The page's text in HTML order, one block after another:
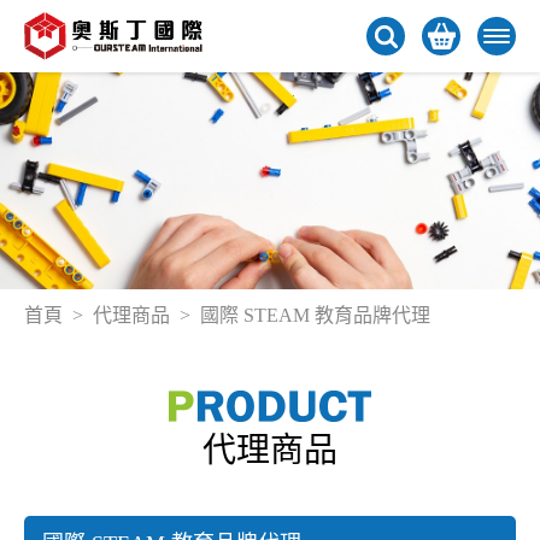
首頁 代理商品 國際 STEAM 教育品牌代理
代理商品